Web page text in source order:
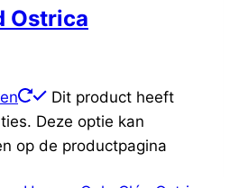
Ostrica
Dit product heeft
Deze optie kan
op de productpagina